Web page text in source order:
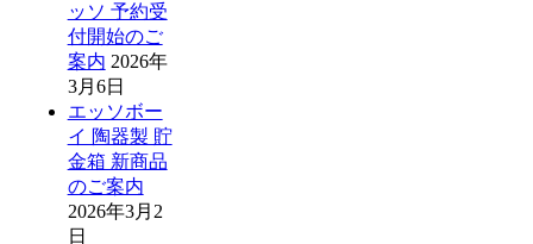
ッソ 予約受
付開始のご
案内 2026年
3月6日
エッソボー
イ 陶器製 貯
金箱 新商品
のご案内
2026年3月2
日